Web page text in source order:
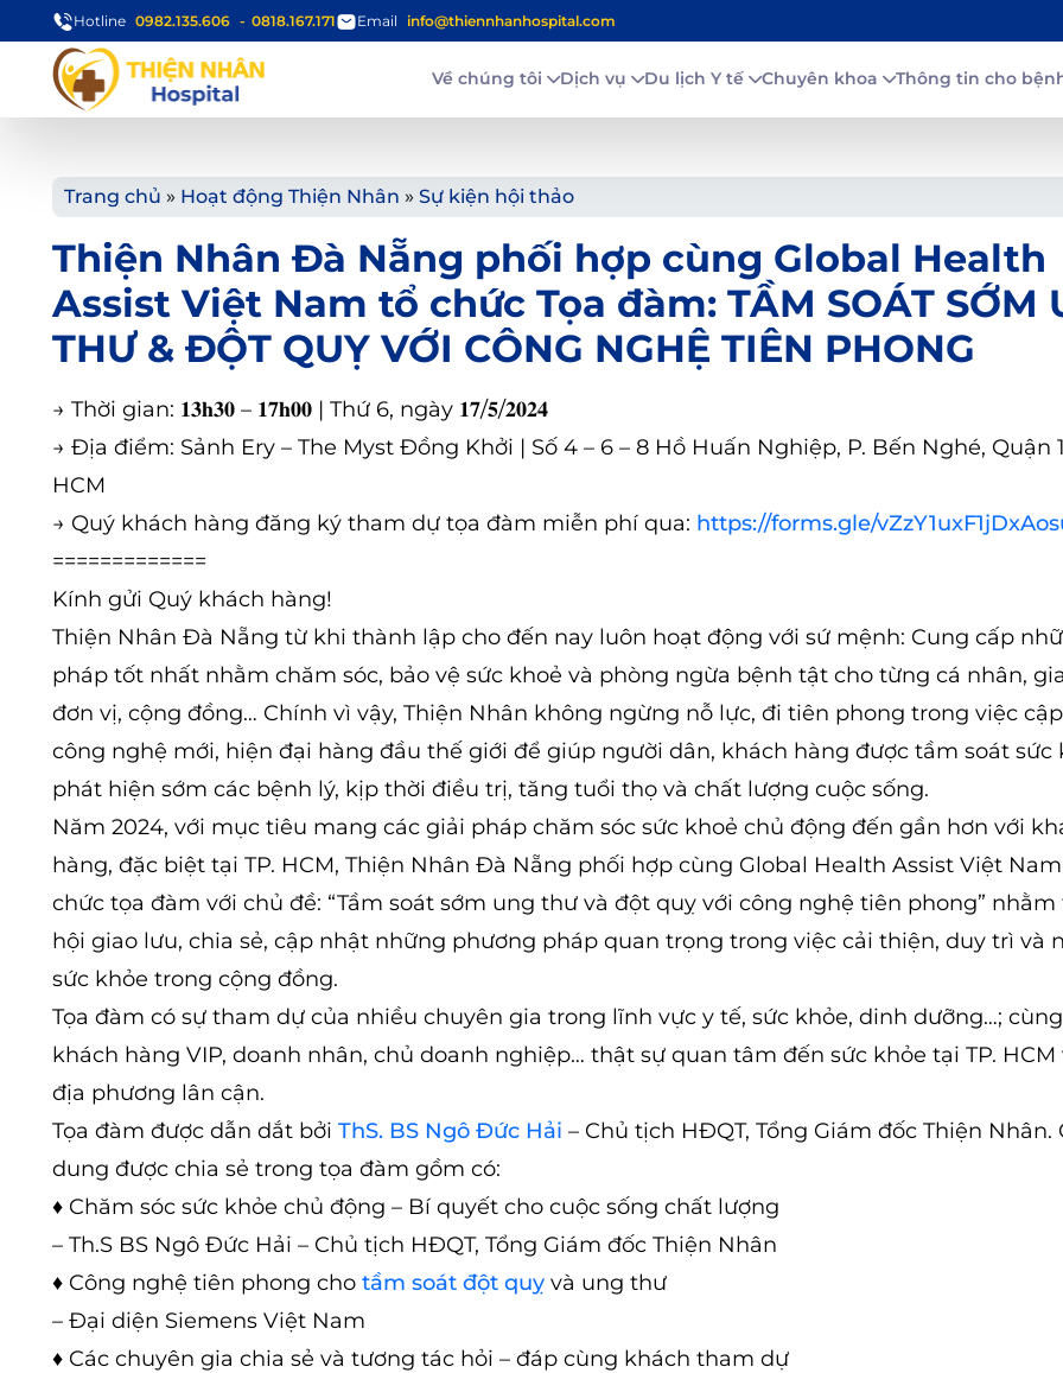
Hotline 0982.135.606 0818.167.171 Email info@thiennhanhospital.com
Về chúng tôi Dịch vụ Du lịch Y tế Chuyên khoa Thông tin cho
Trang chủ » Hoạt động Thiện Nhân » Sự kiện hội thảo
Thiện Nhân Đà Nẵng phối hợp cùng Global Health
Assist Việt Nam tổ chức Tọa đàm: TẦM SOÁT SỚM
THƯ & ĐỘT QUỴ VỚI CÔNG NGHỆ TIÊN PHONG
→ Thời gian: 𝟏𝟑𝐡𝟑𝟎 – 𝟏𝟕𝐡𝟎𝟎 | Thứ 6, ngày 𝟏𝟕/𝟓/𝟐𝟎𝟐𝟒
→ Địa điểm: Sảnh Ery – The Myst Đồng Khởi | Số 4 – 6 – 8 Hồ Huấn Nghiệp, P. Bến Nghé, Quận
HCM
→ Quý khách hàng đăng ký tham dự tọa đàm miễn phí qua: https://forms.gle/
=============
Kính gửi Quý khách hàng!
Thiện Nhân Đà Nẵng từ khi thành lập cho đến nay luôn hoạt động với sứ mệnh: Cung cấp
pháp tốt nhất nhằm chăm sóc, bảo vệ sức khoẻ và phòng ngừa bệnh tật cho từng cá nhân,
đơn vị, cộng đồng… Chính vì vậy, Thiện Nhân không ngừng nỗ lực, đi tiên phong trong việc
công nghệ mới, hiện đại hàng đầu thế giới để giúp người dân, khách hàng được tầm soát sức
phát hiện sớm các bệnh lý, kịp thời điều trị, tăng tuổi thọ và chất lượng cuộc sống.
Năm 2024, với mục tiêu mang các giải pháp chăm sóc sức khoẻ chủ động đến gần hơn với
hàng, đặc biệt tại TP. HCM, Thiện Nhân Đà Nẵng phối hợp cùng Global Health Assist Việt
chức tọa đàm với chủ đề: “Tầm soát sớm ung thư và đột quỵ với công nghệ tiên phong” nhằm
hội giao lưu, chia sẻ, cập nhật những phương pháp quan trọng trong việc cải thiện, duy trì và
sức khỏe trong cộng đồng.
Tọa đàm có sự tham dự của nhiều chuyên gia trong lĩnh vực y tế, sức khỏe, dinh dưỡng…;
khách hàng VIP, doanh nhân, chủ doanh nghiệp… thật sự quan tâm đến sức khỏe tại TP. HCM
địa phương lân cận.
Tọa đàm được dẫn dắt bởi ThS. BS Ngô Đức Hải – Chủ tịch HĐQT, Tổng Giám đốc Thiện Nhân.
dung được chia sẻ trong tọa đàm gồm có:
♦ Chăm sóc sức khỏe chủ động – Bí quyết cho cuộc sống chất lượng
– Th.S BS Ngô Đức Hải – Chủ tịch HĐQT, Tổng Giám đốc Thiện Nhân
♦ Công nghệ tiên phong cho tầm soát đột quỵ và ung thư
– Đại diện Siemens Việt Nam
♦ Các chuyên gia chia sẻ và tương tác hỏi – đáp cùng khách tham dự